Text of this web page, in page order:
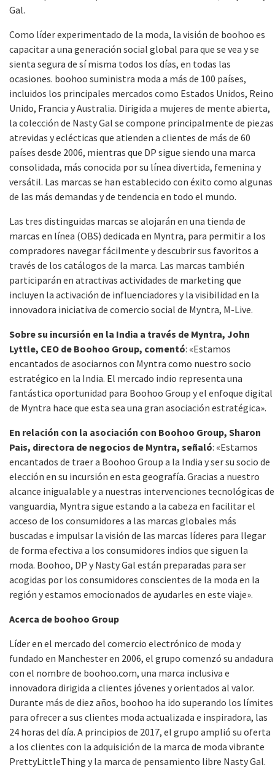
Gal.
Como líder experimentado de la moda, la visión de boohoo es
capacitar a una generación social global para que se vea y se
sienta segura de sí misma todos los días, en todas las
ocasiones. boohoo suministra moda a más de 100 países,
incluidos los principales mercados como Estados Unidos, Reino
Unido, Francia y Australia. Dirigida a mujeres de mente abierta,
la colección de Nasty Gal se compone principalmente de piezas
atrevidas y eclécticas que atienden a clientes de más de 60
países desde 2006, mientras que DP sigue siendo una marca
consolidada, más conocida por su línea divertida, femenina y
versátil. Las marcas se han establecido con éxito como algunas
de las más demandas y de tendencia en todo el mundo.
Las tres distinguidas marcas se alojarán en una tienda de
marcas en línea (OBS) dedicada en Myntra, para permitir a los
compradores navegar fácilmente y descubrir sus favoritos a
través de los catálogos de la marca. Las marcas también
participarán en atractivas actividades de marketing que
incluyen la activación de influenciadores y la visibilidad en la
innovadora iniciativa de comercio social de Myntra, M-Live.
Sobre su incursión en la India a través de Myntra, John
Lyttle, CEO de Boohoo Group, comentó: «Estamos
encantados de asociarnos con Myntra como nuestro socio
estratégico en la India. El mercado indio representa una
fantástica oportunidad para Boohoo Group y el enfoque digital
de Myntra hace que esta sea una gran asociación estratégica».
En relación con la asociación con Boohoo Group, Sharon
Pais, directora de negocios de Myntra, señaló: «Estamos
encantados de traer a Boohoo Group a la India y ser su socio de
elección en su incursión en esta geografía. Gracias a nuestro
alcance inigualable y a nuestras intervenciones tecnológicas de
vanguardia, Myntra sigue estando a la cabeza en facilitar el
acceso de los consumidores a las marcas globales más
buscadas e impulsar la visión de las marcas líderes para llegar
de forma efectiva a los consumidores indios que siguen la
moda. Boohoo, DP y Nasty Gal están preparadas para ser
acogidas por los consumidores conscientes de la moda en la
región y estamos emocionados de ayudarles en este viaje».
Acerca de boohoo Group
Líder en el mercado del comercio electrónico de moda y
fundado en Manchester en 2006, el grupo comenzó su andadura
con el nombre de boohoo.com, una marca inclusiva e
innovadora dirigida a clientes jóvenes y orientados al valor.
Durante más de diez años, boohoo ha ido superando los límites
para ofrecer a sus clientes moda actualizada e inspiradora, las
24 horas del día. A principios de 2017, el grupo amplió su oferta
a los clientes con la adquisición de la marca de moda vibrante
PrettyLittleThing y la marca de pensamiento libre Nasty Gal.